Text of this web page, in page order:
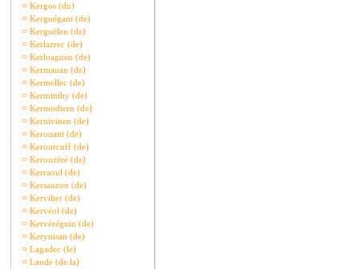
¤ Kergos (du)
¤ Kerguégant (de)
¤ Kerguélen (de)
¤ Kerlazrec (de)
¤ Kerloaguen (de)
¤ Kermauan (de)
¤ Kermellec (de)
¤ Kerminihy (de)
¤ Kermodiern (de)
¤ Kernivinen (de)
¤ Kerouant (de)
¤ Kerourcuff (de)
¤ Kerouzéré (de)
¤ Kerraoul (de)
¤ Kersauzon (de)
¤ Kerviher (de)
¤ Kervéol (de)
¤ Kervéréguin (de)
¤ Kerynisan (de)
¤ Lagadec (le)
¤ Lande (de la)